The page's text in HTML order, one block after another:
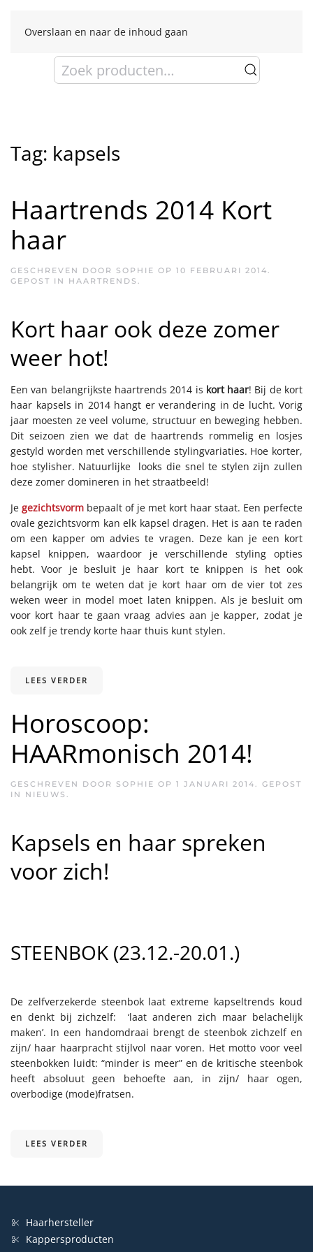
Overslaan en naar de inhoud gaan
Zoeken
naar:
Tag: kapsels
Haartrends 2014 Kort
haar
GESCHREVEN DOOR SOPHIE OP 10 FEBRUARI 2014.
GEPOST IN HAARTRENDS .
Kort haar ook deze zomer
weer hot!
Een van belangrijkste haartrends 2014 is kort haar! Bij de kort
haar kapsels in 2014 hangt er verandering in de lucht. Vorig
jaar moesten ze veel volume, structuur en beweging hebben.
Dit seizoen zien we dat de haartrends rommelig en losjes
gestyld worden met verschillende stylingvariaties. Hoe korter,
hoe stylisher. Natuurlijke looks die snel te stylen zijn zullen
deze zomer domineren in het straatbeeld!
Je gezichtsvorm bepaalt of je met kort haar staat. Een perfecte
ovale gezichtsvorm kan elk kapsel dragen. Het is aan te raden
om een kapper om advies te vragen. Deze kan je een kort
kapsel knippen, waardoor je verschillende styling opties
hebt. Voor je besluit je haar kort te knippen is het ook
belangrijk om te weten dat je kort haar om de vier tot zes
weken weer in model moet laten knippen. Als je besluit om
voor kort haar te gaan vraag advies aan je kapper, zodat je
ook zelf je trendy korte haar thuis kunt stylen.
LEES VERDER
Horoscoop:
HAARmonisch 2014!
GESCHREVEN DOOR SOPHIE OP 1 JANUARI 2014. GEPOST
IN NIEUWS .
Kapsels en haar spreken
voor zich!
STEENBOK (23.12.-20.01.)
De zelfverzekerde steenbok laat extreme kapseltrends koud
en denkt bij zichzelf: ‘laat anderen zich maar belachelijk
maken’. In een handomdraai brengt de steenbok zichzelf en
zijn/ haar haarpracht stijlvol naar voren. Het motto voor veel
steenbokken luidt: “minder is meer” en de kritische steenbok
heeft absoluut geen behoefte aan, in zijn/ haar ogen,
overbodige (mode)fratsen.
LEES VERDER
Haarhersteller
Kappersproducten